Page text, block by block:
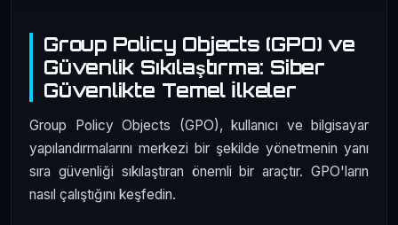
Group Policy Objects (GPO) ve
Güvenlik Sıkılaştırma: Siber
Güvenlikte Temel İlkeler
Group Policy Objects (GPO), kullanıcı ve bilgisayar
yapılandırmalarını merkezi bir şekilde yönetmenin yanı
sıra güvenliği sıkılaştıran önemli bir araçtır. GPO'ların
nasıl çalıştığını keşfedin.